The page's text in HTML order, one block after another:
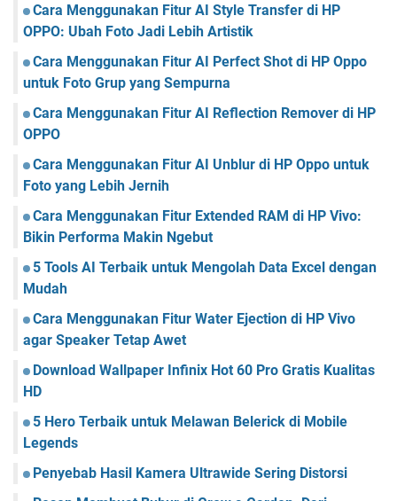
Cara Menggunakan Fitur AI Style Transfer di HP
OPPO: Ubah Foto Jadi Lebih Artistik
Cara Menggunakan Fitur AI Perfect Shot di HP Oppo
untuk Foto Grup yang Sempurna
Cara Menggunakan Fitur AI Reflection Remover di HP
OPPO
Cara Menggunakan Fitur AI Unblur di HP Oppo untuk
Foto yang Lebih Jernih
Cara Menggunakan Fitur Extended RAM di HP Vivo:
Bikin Performa Makin Ngebut
5 Tools AI Terbaik untuk Mengolah Data Excel dengan
Mudah
Cara Menggunakan Fitur Water Ejection di HP Vivo
agar Speaker Tetap Awet
Download Wallpaper Infinix Hot 60 Pro Gratis Kualitas
HD
5 Hero Terbaik untuk Melawan Belerick di Mobile
Legends
Penyebab Hasil Kamera Ultrawide Sering Distorsi